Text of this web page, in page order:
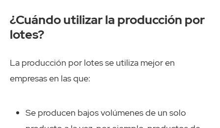
¿Cuándo utilizar la producción por
lotes?
La producción por lotes se utiliza mejor en
empresas en las que:
Se producen bajos volúmenes de un solo